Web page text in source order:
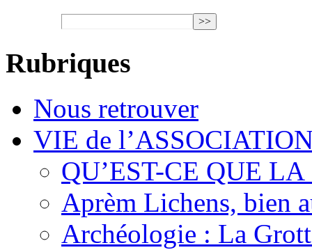
Rubriques
Nous retrouver
VIE de
QU’EST-CE QUE
Aprèm Lichens, bien
Archéologie : La